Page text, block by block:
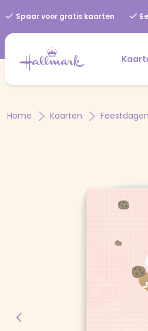
Spaar voor gratis kaarten
Home Kaarten Feestdagen